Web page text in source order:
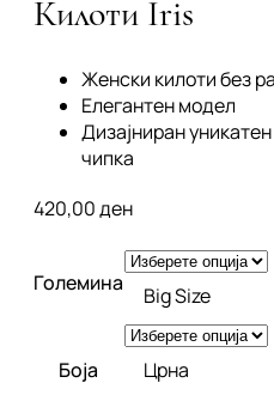
Килоти Iris
Женски килоти без
Елегантен модел
Дизајниран
чипка
420,00ден
Големина Big Size
Боја Црна